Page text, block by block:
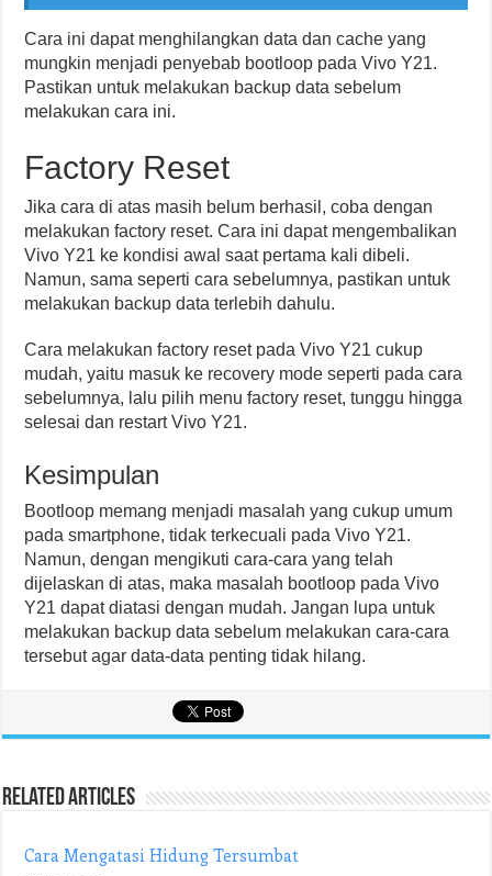
Cara ini dapat menghilangkan data dan cache yang
mungkin menjadi penyebab bootloop pada Vivo Y21.
Pastikan untuk melakukan backup data sebelum
melakukan cara ini.
Factory Reset
Jika cara di atas masih belum berhasil, coba dengan
melakukan factory reset. Cara ini dapat mengembalikan
Vivo Y21 ke kondisi awal saat pertama kali dibeli.
Namun, sama seperti cara sebelumnya, pastikan untuk
melakukan backup data terlebih dahulu.
Cara melakukan factory reset pada Vivo Y21 cukup
mudah, yaitu masuk ke recovery mode seperti pada cara
sebelumnya, lalu pilih menu factory reset, tunggu hingga
selesai dan restart Vivo Y21.
Kesimpulan
Bootloop memang menjadi masalah yang cukup umum
pada smartphone, tidak terkecuali pada Vivo Y21.
Namun, dengan mengikuti cara-cara yang telah
dijelaskan di atas, maka masalah bootloop pada Vivo
Y21 dapat diatasi dengan mudah. Jangan lupa untuk
melakukan backup data sebelum melakukan cara-cara
tersebut agar data-data penting tidak hilang.
Related Articles
Cara Mengatasi Hidung Tersumbat